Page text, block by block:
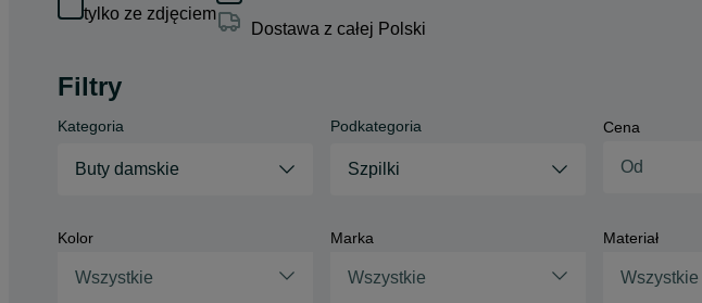
tylko ze zdjęciem
Dostawa z całej Polski
Filtry
Kategoria
Buty damskie
Podkategoria
Szpilki
Cena
Kolor
Wszystkie
Marka
Wszystkie
Materiał
Wszystkie